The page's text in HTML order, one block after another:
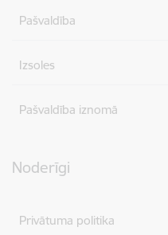
Pašvaldība
Izsoles
Pašvaldība iznomā
Noderīgi
Privātuma politika